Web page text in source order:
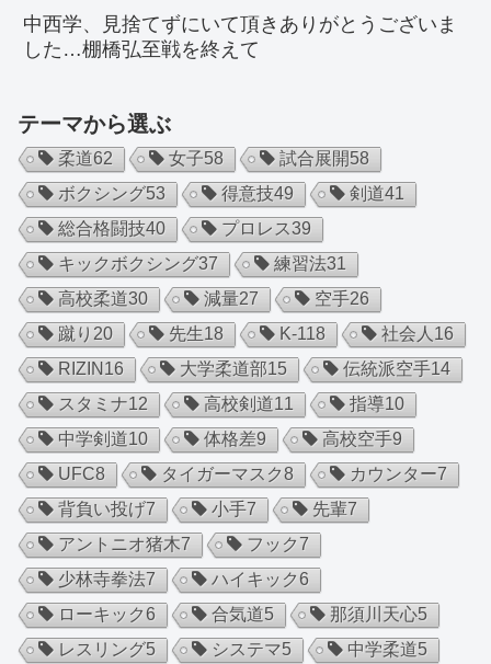
中西学、見捨てずにいて頂きありがとうございま
した…棚橋弘至戦を終えて
テーマから選ぶ
柔道62 女子58 試合展開58
ボクシング53 得意技49 剣道41
総合格闘技40 プロレス39
キックボクシング37 練習法31
高校柔道30 減量27 空手26
蹴り 20 先生18 K-118 社会人16
RIZIN 16 大学柔道部15 伝統派空手14
スタミナ12 高校剣道11 指導10
中学剣道10 体格差9 高校空手9
UFC8 タイガーマスク8 カウンター7
背負い投げ7 小手7 先輩7
アントニオ猪木7 フック7
少林寺拳法7 ハイキック6
ローキック6 合気道5 那須川天心5
レスリング5 システマ5 中学柔道5